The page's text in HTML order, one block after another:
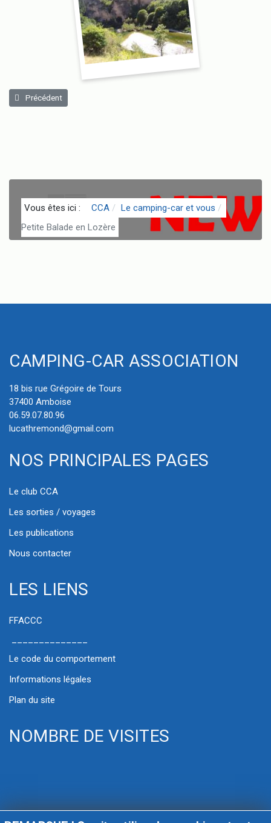
Article précédent : Remplacement de pneu sur mon Camping-car...
Précédent
Vous êtes ici : CCA
Le camping-car et vous
Petite Balade en Lozère
CAMPING-CAR ASSOCIATION
18 bis rue Grégoire de Tours
37400 Amboise
06.59.07.80.96
lucathremond@gmail.com
NOS PRINCIPALES PAGES
Le club CCA
Les sorties / voyages
Les publications
Nous contacter
LES LIENS
FFACCC
Le code du comportement
Informations légales
Plan du site
NOMBRE DE VISITES